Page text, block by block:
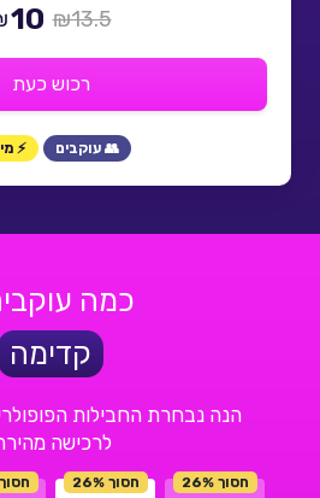
10 ₪13.5
רכוש כעת
👥 עוקבים ⚡
כמה
קדימה
הנה נבחרת החבילות
לרכישה
חסוך 26% חסוך 26% חסוך